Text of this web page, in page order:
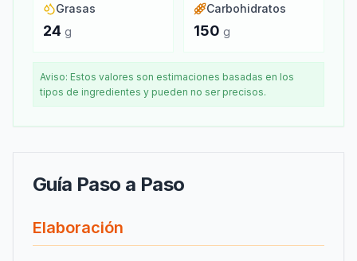
Grasas
24 g
Carbohidratos
150 g
Aviso: Estos valores son estimaciones basadas en los
tipos de ingredientes y pueden no ser precisos.
Guía Paso a Paso
Elaboración